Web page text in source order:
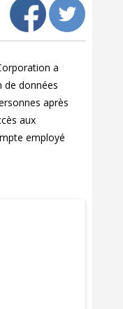
a
données
après
aux
employé